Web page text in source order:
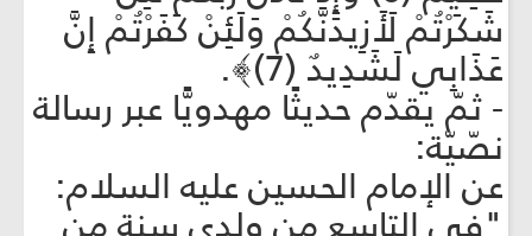
شَكَرْتُمْ لَأَزِيدَنَّكُمْ وَلَئِنْ كَفَرْتُمْ إِنَّ
عَذَابِي لَشَدِيدٌ (7)﴾.
- ثمّ يقدّم حديثًا مهدويًّا عبر رسالة
نصّيّة:
عن الإمام الحسين عليه السلام: